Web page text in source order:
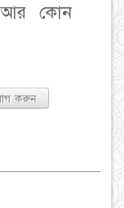
আর কোন
করুন